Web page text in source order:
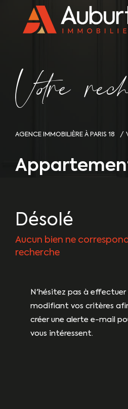
Vore re
AGENCE IMMOBILIÈRE À PARIS 18
Désolé
Aucun bien ne
recherche
N'hésitez pas à effectuer
modifiant vos critères
créer une alerte e-mail
vous intéressent.